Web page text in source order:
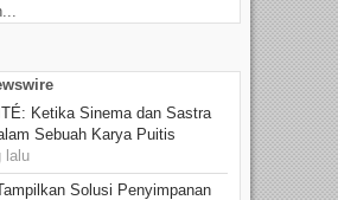
Ketika Sinema dan Sastra
Sebuah Karya Puitis
lalu
Solusi Penyimpanan